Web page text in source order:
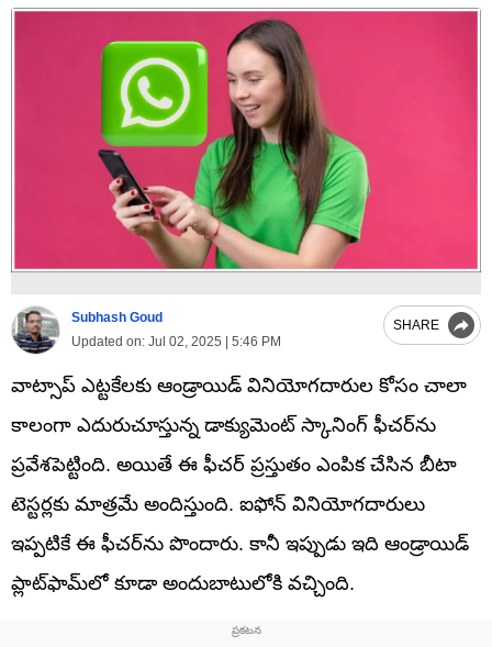
Subhash Goud
Updated on: Jul 02, 2025 | 5:46 PM
SHARE
వాట్సాప్ ఎట్టకేలకు ఆండ్రాయిడ్ వినియోగదారుల కోసం చాలా
కాలంగా ఎదురుచూస్తున్న డాక్యుమెంట్ స్కానింగ్ ఫీచర్‌ను
ప్రవేశపెట్టింది. అయితే ఈ ఫీచర్ ప్రస్తుతం ఎంపిక చేసిన బీటా
టెస్టర్లకు మాత్రమే అందిస్తుంది. ఐఫోన్ వినియోగదారులు
ఇప్పటికే ఈ ఫీచర్‌ను పొందారు. కానీ ఇప్పుడు ఇది ఆండ్రాయిడ్
ప్లాట్‌ఫామ్‌లో కూడా అందుబాటులోకి వచ్చింది.